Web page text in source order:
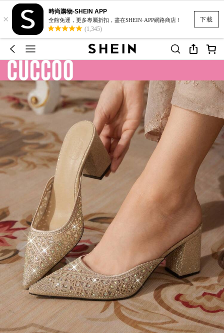
下載
×
時尚購物-SHEIN APP
全館免運，更多專屬折扣，盡在SHEIN·APP網路商店！
(1,345)